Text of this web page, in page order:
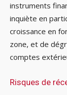
instruments
inquiète en
croissance en
zone, et de
comptes
Risques de